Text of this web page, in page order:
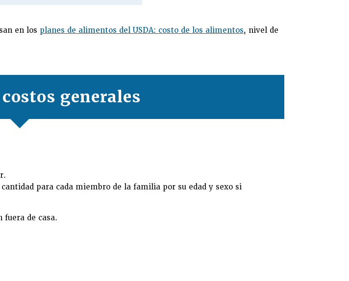
en los planes de alimentos del USDA: costo de los alimentos, nivel de
generales
para cada miembro de la familia por su edad y sexo si
fuera de casa.